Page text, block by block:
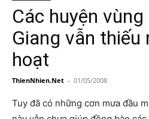
Các huyện
Giang vẫn thiếu
hoạt
ThienNhien.Net - 01/05/2008
Tuy đã có những cơn mưa đầu